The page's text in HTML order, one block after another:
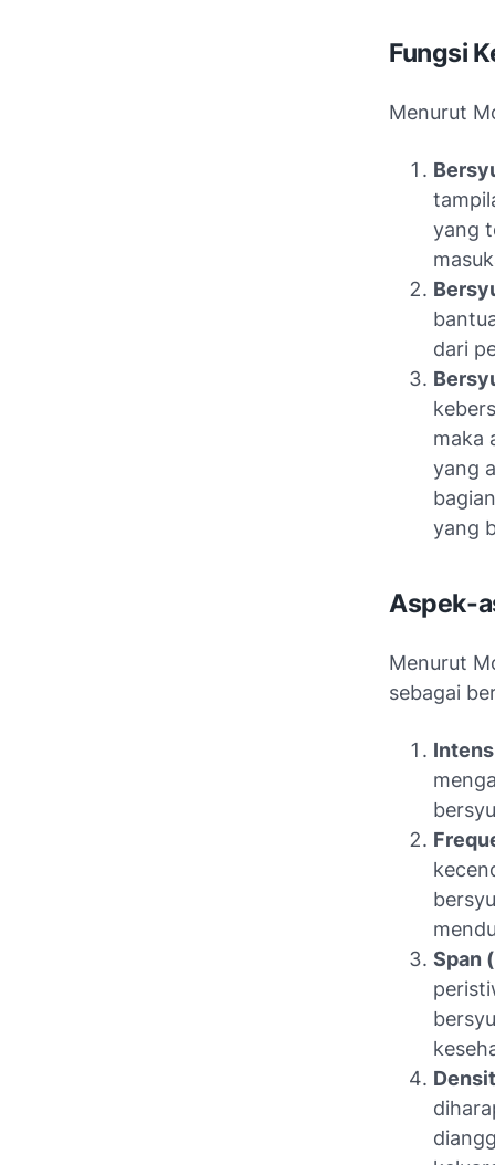
Fungsi
Menurut
yang
dari
maka
yang
yang
Aspek-
Menurut
sebagai
Span